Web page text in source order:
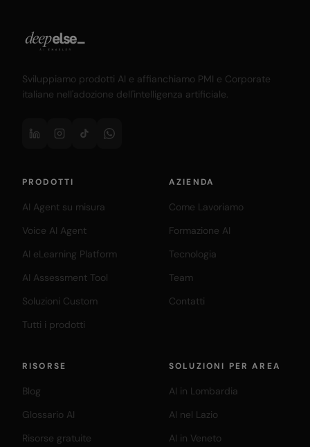
Sviluppiamo prodotti AI e affianchiamo PMI e Corporate
italiane nell'adozione dell'intelligenza artificiale.
PRODOTTI
AI Agent su misura
Voice AI Agent
AI eLearning Platform
AI Assessment Tool
Soluzioni Custom
Tutti i prodotti
AZIENDA
Come Lavoriamo
Formazione AI
Tecnologia
Team
Contatti
RISORSE
Blog
Glossario AI
Risorse gratuite
SOLUZIONI PER AREA
AI in Lombardia
AI nel Lazio
AI in Veneto